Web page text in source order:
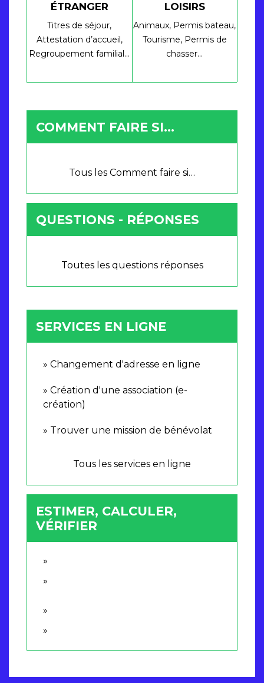
ÉTRANGER
Titres de séjour,
Attestation d’accueil,
Regroupement familial…
LOISIRS
Animaux, Permis bateau,
Tourisme, Permis de
chasser…
COMMENT FAIRE SI…
Tous les Comment faire si…
QUESTIONS - RÉPONSES
Toutes les questions réponses
SERVICES EN LIGNE
Changement d'adresse en ligne
Création d'une association (e-
création)
Trouver une mission de bénévolat
Tous les services en ligne
ESTIMER, CALCULER,
VÉRIFIER